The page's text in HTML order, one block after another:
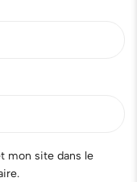
mon site dans le